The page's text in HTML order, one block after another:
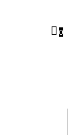
0